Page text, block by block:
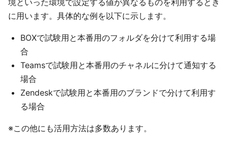
境といった環境で設定する値が異なるものを利用するとき
に用います。具体的な例を以下に示します。
BOXで試験用と本番用のフォルダを分けて利用する場
合
Teamsで試験用と本番用のチャネルに分けて通知する
場合
Zendeskで試験用と本番用のブランドで分けて利用す
る場合
※この他にも活用方法は多数あります。